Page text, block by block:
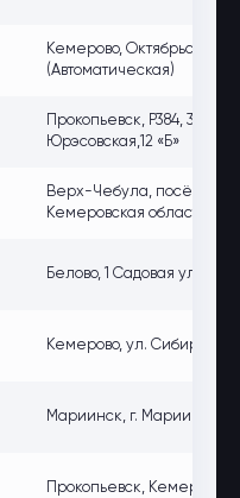
Кемерово, Октябрьский
(Автоматическая)
Прокопьевск, Р384,
Юрэсовская,12 «Б»
Верх-Чебула, посёлок
Кемеровская область,
Белово, 1 Садовая ул., 28,
Кемерово, ул.
Мариинск, г. Мариинск,
Прокопьевск,